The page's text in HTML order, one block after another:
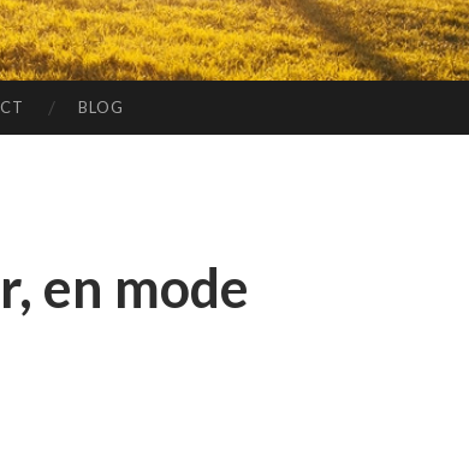
BLOG
en mode